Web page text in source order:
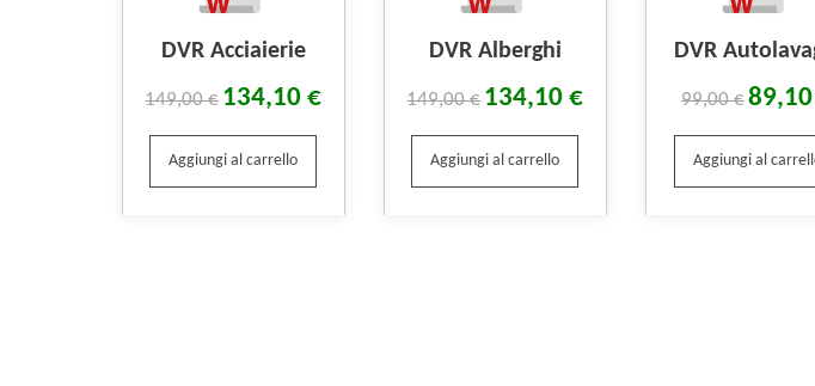
DVR Acciaierie
149,00€ 134,10€
Aggiungi al carrello
DVR Alberghi
149,00€ 134,10€
Aggiungi al carrello
DVR
99,00€
Aggiungi al